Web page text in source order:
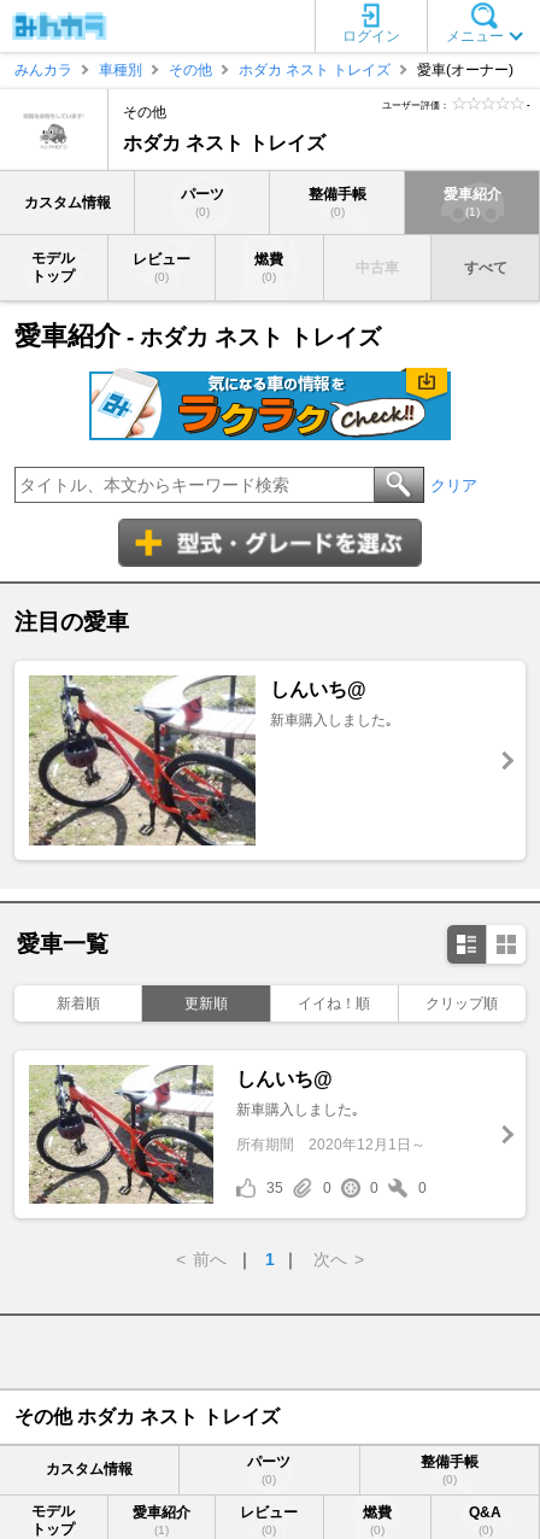
メニュー
ログイン
みんカラ
車種別 その他 ホダカ ネスト トレイズ 愛車(オーナー)
その他
ホダカ ネスト トレイズ
ユーザー評価： -
カスタム情報 パーツ
(0)
整備手帳
(0)
愛車紹介
(1)
モデル
トップ
レビュー
(0)
燃費
(0)
中古車 すべて
愛車紹介- ホダカ ネスト トレイズ
クリア
注目の愛車
しんいち@
新車購入しました｡
愛車一覧
新着順 更新順 イイね！順 クリップ順
しんいち@
新車購入しました｡
所有期間 2020年12月1日～
35 0 0 0
< 前へ ｜ 1 ｜ 次へ >
その他 ホダカ ネスト トレイズ
カスタム情報 パーツ
(0)
整備手帳
(0)
モデル
トップ
愛車紹介
(1)
レビュー
(0)
燃費
(0)
Q&A
(0)